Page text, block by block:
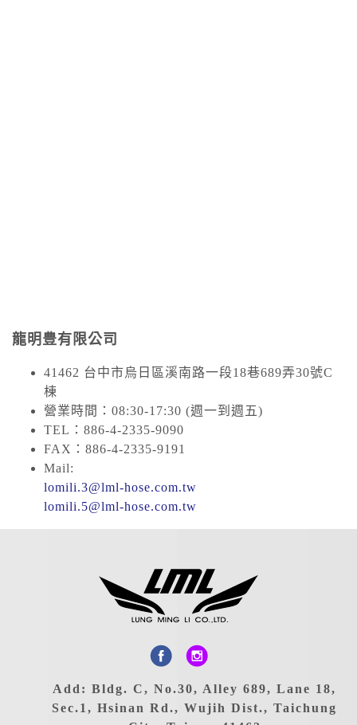
龍明豊有限公司
41462 台中市烏日區溪南路一段18巷689弄30號C
棟
營業時間：08:30-17:30 (週一到週五)
TEL：886-4-2335-9090
FAX：886-4-2335-9191
Mail:
lomili.3@lml-hose.com.tw
lomili.5@lml-hose.com.tw
Add: Bldg. C, No.30, Alley 689, Lane 18,
Sec.1, Hsinan Rd., Wujih Dist., Taichung